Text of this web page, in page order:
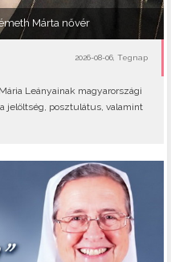
Márta nővér
2026-08-06, Tegnap
Leányainak magyarországi
jelöltség, posztulátus, valamint